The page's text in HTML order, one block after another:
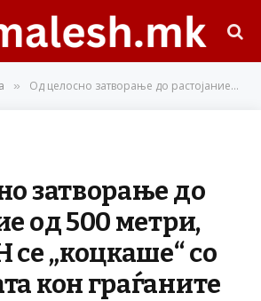
» Од целосно затворање до растојание од 500 метри, како ВЛЕН се „коцкаше“ со ветувањата кон граѓаните
затворање до
од 500 метри,
се „коцкаше“ со
кон граѓаните